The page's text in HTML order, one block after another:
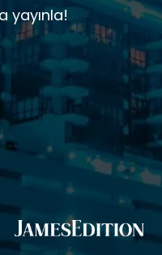
yayınla!